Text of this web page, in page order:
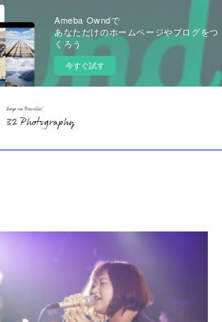
Ameba Owndで
あなただけのホームページやブログをつ
くろう
今すぐ試す